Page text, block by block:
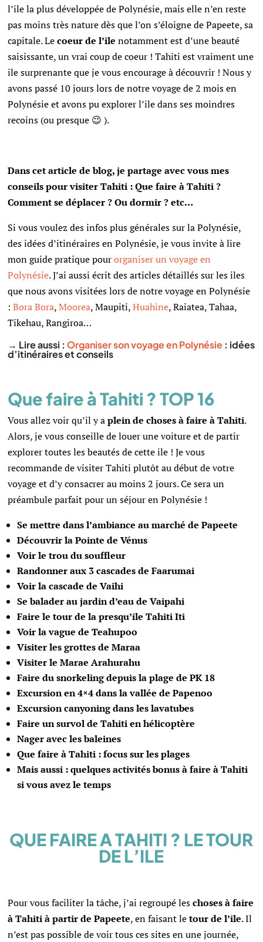
l’ile la plus développée de Polynésie, mais elle n’en reste
pas moins très nature dès que l’on s’éloigne de Papeete, sa
capitale. Lecoeur de l’ile notamment est d’une beauté
saisissante, un vrai coup de coeur ! Tahiti est vraiment une
ile surprenante que je vous encourage à découvrir ! Nous y
avons passé 10 jours lors de notre voyage de 2 mois en
Polynésie et avons pu explorer l’ile dans ses moindres
recoins (ou presque 😉 ).
Dans cet article de blog, je partage avec vous mes
conseils pour visiter Tahiti : Que faire à Tahiti ?
Comment se déplacer ? Ou dormir ? etc…
Si vous voulez des infos plus générales sur la Polynésie,
des idées d’itinéraires en Polynésie, je vous invite à lire
mon guide pratique pourorganiser un voyage en
Polynésie. J’ai aussi écrit des articles détaillés sur les iles
que nous avons visitées lors de notre voyage en Polynésie
:Bora Bora,Moorea, Maupiti,Huahine, Raiatea, Tahaa,
Tikehau, Rangiroa…
→ Lire aussi :Organiser son voyage en Polynésie : idées
d’itinéraires et conseils
Que faire à Tahiti ? TOP 16
Vous allez voir qu’il y aplein de choses à faire à Tahiti.
Alors, je vous conseille de louer une voiture et de partir
explorer toutes les beautés de cette ile ! Je vous
recommande de visiter Tahiti plutôt au début de votre
voyage et d’y consacrer au moins 2 jours. Ce sera un
préambule parfait pour un séjour en Polynésie !
Se mettre dans l’ambiance au marché de Papeete
Découvrir la Pointe de Vénus
Voir le trou du souffleur
Randonner aux 3 cascades de Faarumai
Voir la cascade de Vaihi
Se balader au jardin d’eau de Vaipahi
Faire le tour de la presqu’ile Tahiti Iti
Voir la vague de Teahupoo
Visiter les grottes de Maraa
Visiter le Marae Arahurahu
Faire du snorkeling depuis la plage de PK 18
Excursion en 4×4 dans la vallée de Papenoo
Excursion canyoning dans les lavatubes
Faire un survol de Tahiti en hélicoptère
Nager avec les baleines
Que faire à Tahiti : focus sur les plages
Mais aussi : quelques activités bonus à faire à Tahiti
si vous avez le temps
QUE FAIRE A TAHITI ? LE TOUR
DE L’ILE
Pour vous faciliter la tâche, j’ai regroupé leschoses à faire
à Tahiti à partir de Papeete, en faisant letour de l’ile. Il
n’est pas possible de voir tous ces sites en une journée,